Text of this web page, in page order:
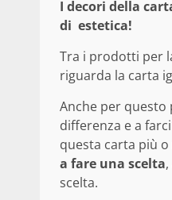
I decori della
di estetica!
Tra i prodotti per
riguarda la carta
Anche per questo
differenza e a
questa carta più
a fare una scelta
scelta.